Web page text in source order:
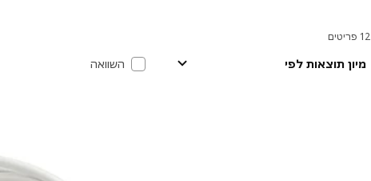
סינונים ומיונים
12 פריטים
מיון תוצאות לפי רשימת תוצאות
השוואה